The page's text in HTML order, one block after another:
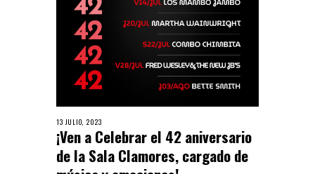
13 JULIO, 2023
¡Ven a Celebrar el 42 aniversario
de la Sala Clamores, cargado de